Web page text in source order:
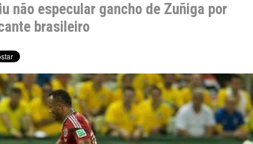
não especular gancho de Zuñiga por
brasileiro